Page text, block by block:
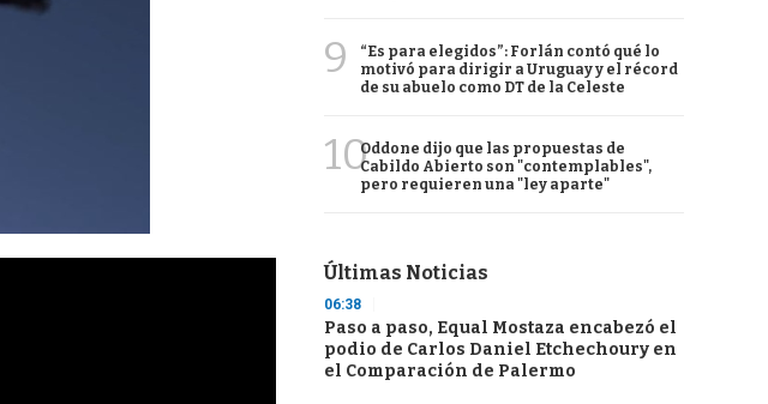
9
“Es para elegidos”: Forlán contó qué lo
motivó para dirigir a Uruguay y el récord
de su abuelo como DT de la Celeste
10Oddone dijo que las propuestas de
Cabildo Abierto son "contemplables",
pero requieren una "ley aparte"
Últimas Noticias
06:38
Paso a paso, Equal Mostaza encabezó el
podio de Carlos Daniel Etchechoury en
el Comparación de Palermo